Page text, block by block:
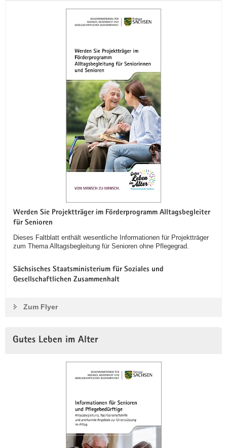
Werden Sie Projektträger im Förderprogramm Alltagsbegleiter
für Senioren
Dieses Faltblatt enthält wesentliche Informationen für Projektträger
zum Thema Alltagsbegleitung für Senioren ohne Pflegegrad.
Sächsisches Staatsministerium für Soziales und
Gesellschaftlichen Zusammenhalt
Zum Flyer
Gutes Leben im Alter